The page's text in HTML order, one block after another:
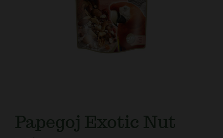
Papegoj Exotic Nut